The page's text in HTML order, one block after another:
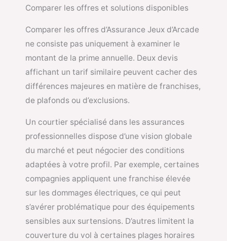
Comparer les offres et solutions disponibles
Comparer les offres d’Assurance Jeux d’Arcade
ne consiste pas uniquement à examiner le
montant de la prime annuelle. Deux devis
affichant un tarif similaire peuvent cacher des
différences majeures en matière de franchises,
de plafonds ou d’exclusions.
Un courtier spécialisé dans les assurances
professionnelles dispose d’une vision globale
du marché et peut négocier des conditions
adaptées à votre profil. Par exemple, certaines
compagnies appliquent une franchise élevée
sur les dommages électriques, ce qui peut
s’avérer problématique pour des équipements
sensibles aux surtensions. D’autres limitent la
couverture du vol à certaines plages horaires